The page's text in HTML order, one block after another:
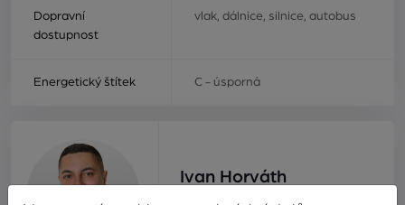
Dopravní
dostupnost
vlak, dálnice, silnice, autobus
Energetický štítek C - úsporná
Ivan Horváth
realitní makléř